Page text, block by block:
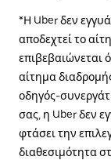
*Η Uber δεν
αποδεχτεί το
επιβεβαιώνεται
αίτημα
οδηγός-
σας, η Uber δεν
φτάσει την
διαθεσιμότητα